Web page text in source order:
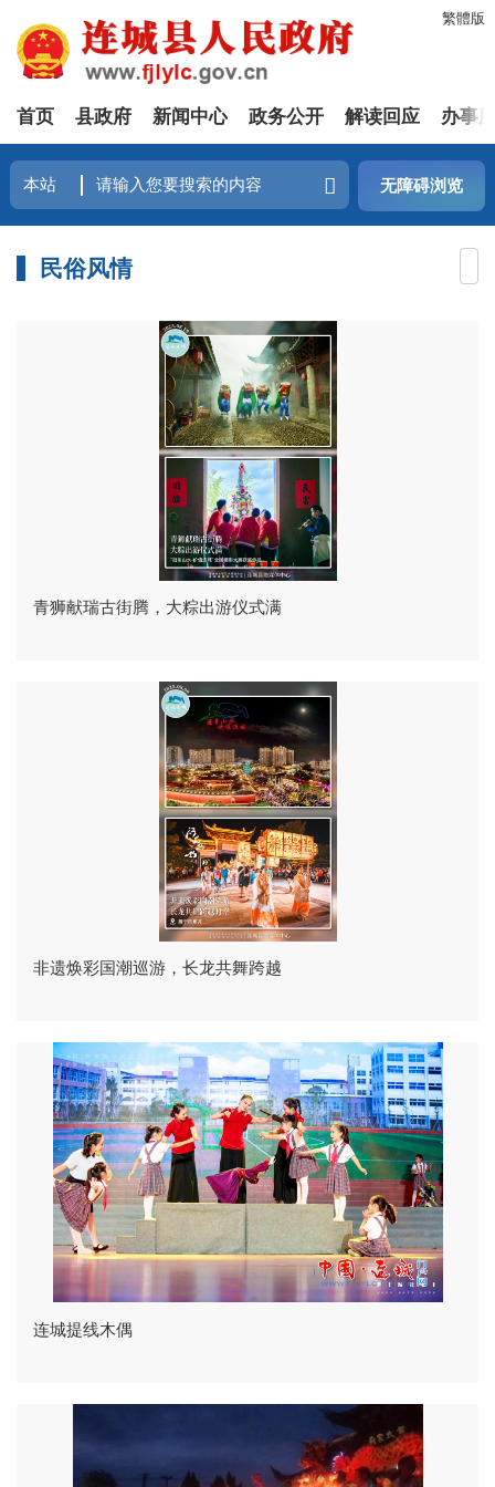
繁體版
首页 县政府 新闻中心 政务公开 解读回应 办事
无障碍浏览
民俗风情
青狮献瑞古街腾，大粽出游仪式满
非遗焕彩国潮巡游，长龙共舞跨越
连城提线木偶